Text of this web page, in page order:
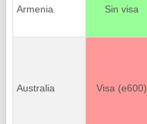
Armenia Sin visa
Australia Visa (e600)